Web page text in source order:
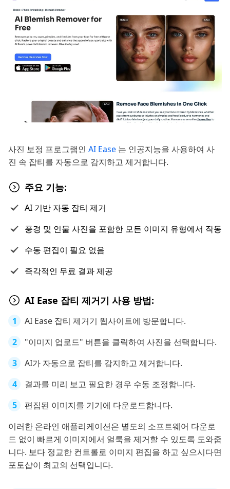
사진 보정 프로그램인 AI Ease 는 인공지능을 사용하여 사
진 속 잡티를 자동으로 감지하고 제거합니다.
주요 기능:
AI 기반 자동 잡티 제거
풍경 및 인물 사진을 포함한 모든 이미지 유형에서 작동
수동 편집이 필요 없음
즉각적인 무료 결과 제공
AI Ease 잡티 제거기 사용 방법:
AI Ease 잡티 제거기 웹사이트에 방문합니다.
"이미지 업로드" 버튼을 클릭하여 사진을 선택합니다.
AI가 자동으로 잡티를 감지하고 제거합니다.
결과를 미리 보고 필요한 경우 수동 조정합니다.
편집된 이미지를 기기에 다운로드합니다.
이러한 온라인 애플리케이션은 별도의 소프트웨어 다운로
드 없이 빠르게 이미지에서 얼룩을 제거할 수 있도록 도와줍
니다. 보다 정교한 컨트롤로 이미지 편집을 하고 싶으시다면
포토샵이 최고의 선택입니다.